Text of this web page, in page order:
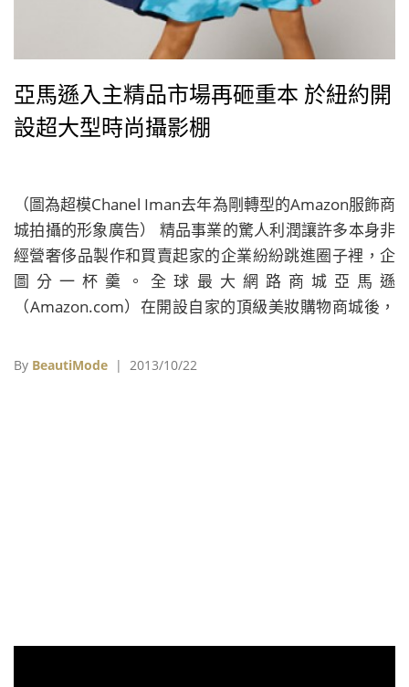
亞馬遜入主精品市場再砸重本 於紐約開
設超大型時尚攝影棚
（圖為超模Chanel Iman去年為剛轉型的Amazon服飾商
城拍攝的形象廣告） 精品事業的驚人利潤讓許多本身非
經營奢侈品製作和買賣起家的企業紛紛跳進圈子裡，企
圖分一杯羹。全球最大網路商城亞馬遜
（Amazon.com）在開設自家的頂級美妝購物商城後，
精品目錄。攝影棚內又分隔了26個區塊，可分頭執行攝
By BeautiMode | 2013/10/22